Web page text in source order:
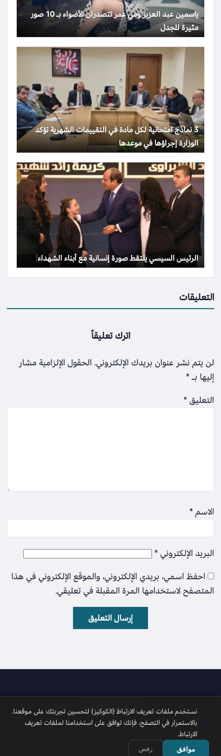
ياسمين عبد العزيز ومي عمر تتصدران الأضواء بـ 10 صور
مثيرة للجدل
3 نماذج امتحانية لكل مادة في التقييمات الشهرية تؤكد
الوزارة إجراؤها في موعدها
الرئيس السيسي يلتقط صورة إنسانية مع أبناء الشهداء
التعليقات
اترك تعليقاً
لن يتم نشر عنوان بريدك الإلكتروني. الحقول الإلزامية مشار
إليها بـ*
التعليق*
الاسم*
البريد الإلكتروني*
احفظ اسمي، بريدي الإلكتروني، والموقع الإلكتروني في هذا
المتصفح لاستخدامها المرة المقبلة في تعليقي.
الأمل نيوز
جميع الحقوق محفوظة 2026 © الأمل نيوز
نستخدم ملفات تعريف الارتباط (الكوكيز) لتحسين تجربتك على موقعنا.
بالاستمرار في التصفح، فإنك توافق على استخدامنا لملفات تعريف
الارتباط.
موافق رفض